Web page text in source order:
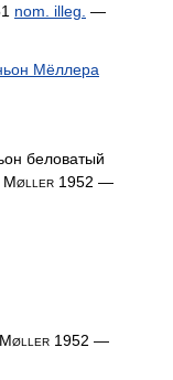
nom. illeg. —
Мёллера
беловатый
Møller 1952 —
1952 —